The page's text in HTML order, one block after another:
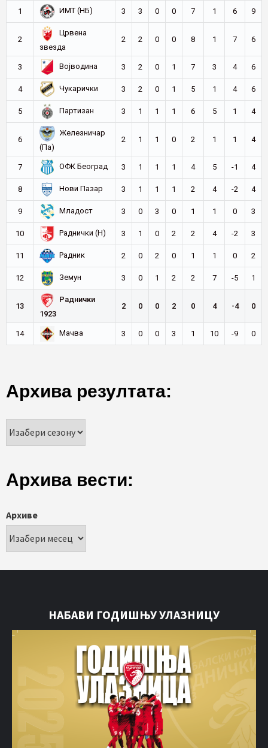
1 ИМТ (НБ) 3 3 0 0 7 1 6 9
2
Црвена
звезда
2 2 0 0 8 1 7 6
3 Војводина 3 2 0 1 7 3 4 6
4 Чукарички 3 2 0 1 5 1 4 6
5 Партизан 3 1 1 1 6 5 1 4
6
Железничар
(Па)
2 1 1 0 2 1 1 4
7 ОФК Београд 3 1 1 1 4 5 -1 4
8 Нови Пазар 3 1 1 1 2 4 -2 4
9 Младост 3 0 3 0 1 1 0 3
10 Раднички (Н) 3 1 0 2 2 4 -2 3
11 Радник 2 0 2 0 1 1 0 2
12 Земун 3 0 1 2 2 7 -5 1
13
Раднички
1923
2 0 0 2 0 4 -4 0
14 Мачва 3 0 0 3 1 10 -9 0
Архива резултата:
Архива вести:
Архиве
НАБАВИ ГОДИШЊУ УЛАЗНИЦУ